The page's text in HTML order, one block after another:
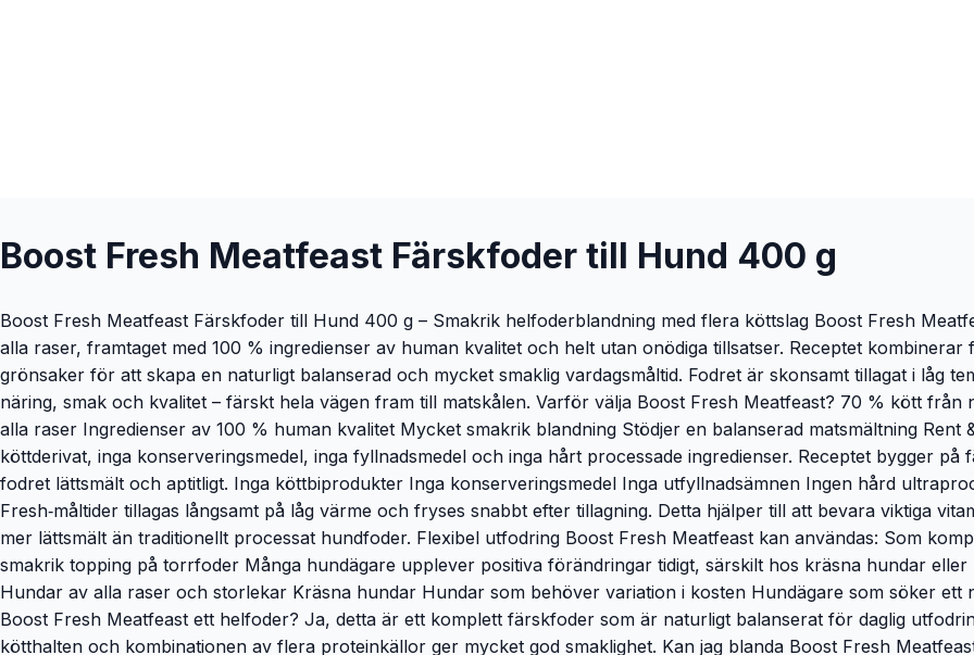
Boost Fresh Meatfeast Färskfoder till Hund 400 g
Boost Fresh Meatfeast Färskfoder till Hund 400 g – Smakrik helfoderblandning med flera köttslag Boost Fresh
alla raser, framtaget med 100 % ingredienser av human kvalitet och helt utan onödiga tillsatser. Receptet
grönsaker för att skapa en naturligt balanserad och mycket smaklig vardagsmåltid. Fodret är skonsamt tillagat i låg
näring, smak och kvalitet – färskt hela vägen fram till matskålen. Varför välja Boost Fresh Meatfeast? 70 % kött
alla raser Ingredienser av 100 % human kvalitet Mycket smakrik blandning Stödjer en balanserad matsmältning
köttderivat, inga konserveringsmedel, inga fyllnadsmedel och inga hårt processade ingredienser. Receptet bygger
fodret lättsmält och aptitligt. Inga köttbiprodukter Inga konserveringsmedel Inga utfyllnadsämnen Ingen hård
Fresh‑måltider tillagas långsamt på låg värme och fryses snabbt efter tillagning. Detta hjälper till att bevara viktiga
mer lättsmält än traditionellt processat hundfoder. Flexibel utfodring Boost Fresh Meatfeast kan användas: Som
smakrik topping på torrfoder Många hundägare upplever positiva förändringar tidigt, särskilt hos kräsna hundar
Hundar av alla raser och storlekar Kräsna hundar Hundar som behöver variation i kosten Hundägare som söker
Boost Fresh Meatfeast ett helfoder? Ja, detta är ett komplett färskfoder som är naturligt balanserat för daglig
kötthalten och kombinationen av flera proteinkällor ger mycket god smaklighet. Kan jag blanda Boost Fresh